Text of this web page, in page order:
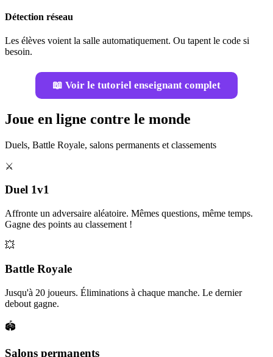
Détection réseau
Les élèves voient la salle automatiquement. Ou tapent le code si
besoin.
📖 Voir le tutoriel enseignant complet
Joue en ligne contre le monde
Duels, Battle Royale, salons permanents et classements
⚔️
Duel 1v1
Affronte un adversaire aléatoire. Mêmes questions, même temps.
Gagne des points au classement !
💥
Battle Royale
Jusqu'à 20 joueurs. Éliminations à chaque manche. Le dernier
debout gagne.
🏟️
Salons permanents